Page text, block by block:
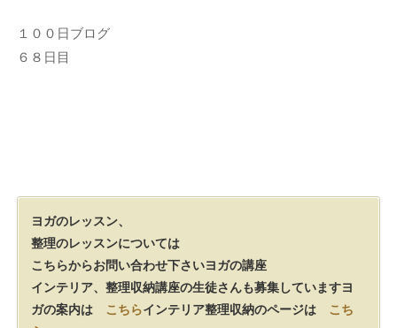
１００日ブログ
６８日目
ヨガのレッスン、
整理のレッスンについては
こちらからお問い合わせ下さいヨガの講座
インテリア、整理収納講座の生徒さんも募集していますヨ
ガの案内は こちらインテリア整理収納のページは こち